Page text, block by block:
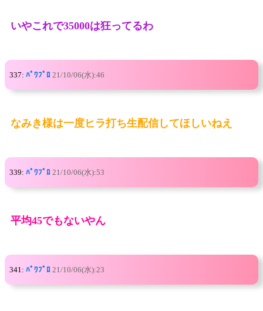
いやこれで35000は狂ってるわ
337: ﾊﾟﾜﾌﾟﾛ 21/10/06(水):46
なみき様は一度ヒラ打ち生配信してほしいねえ
339: ﾊﾟﾜﾌﾟﾛ 21/10/06(水):53
平均45でもないやん
341: ﾊﾟﾜﾌﾟﾛ 21/10/06(水):23